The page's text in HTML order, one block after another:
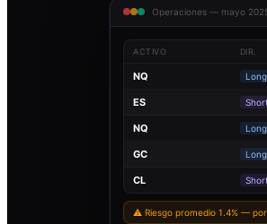
Operaciones — mayo
ACTIVO DIR.
NQ Long
ES Short
NQ Long
GC Long
CL Short
⚠ Riesgo promedio 1.4% —